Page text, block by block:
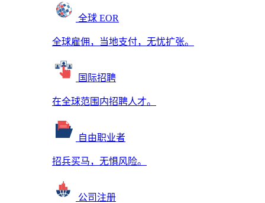
全球 EOR
全球雇佣，当地支付，无忧扩张。
国际招聘
在全球范围内招聘人才。
自由职业者
招兵买马，无惧风险。
公司注册